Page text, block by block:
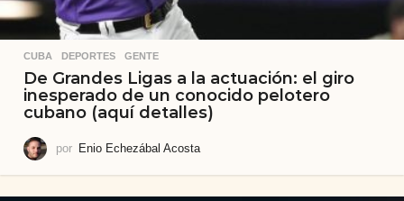
CUBA ,DEPORTES ,GENTE
De Grandes Ligas a la actuación: el giro
inesperado de un conocido pelotero
cubano (aquí detalles)
por Enio Echezábal Acosta